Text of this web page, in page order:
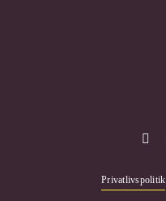
Privatlivspolitik